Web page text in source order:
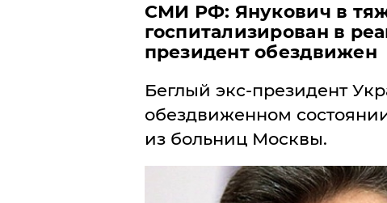
СМИ РФ: Янукович в
госпитализирован в
президент обездвижен
​Беглый экс-президент
обездвиженном
из больниц Москвы.